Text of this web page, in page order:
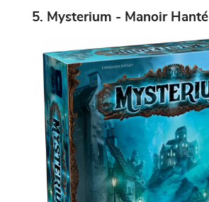
5. Mysterium - Manoir Hanté